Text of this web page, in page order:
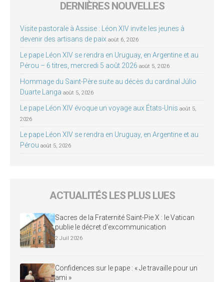
DERNIÈRES NOUVELLES
Visite pastorale à Assise : Léon XIV invite les jeunes à
devenir des artisans de paix août 6, 2026
Le pape Léon XIV se rendra en Uruguay, en Argentine et au
Pérou – 6 titres, mercredi 5 août 2026 août 5, 2026
Hommage du Saint-Père suite au décès du cardinal Júlio
Duarte Langa août 5, 2026
Le pape Léon XIV évoque un voyage aux États-Unis août 5,
2026
Le pape Léon XIV se rendra en Uruguay, en Argentine et au
Pérou août 5, 2026
ACTUALITÉS LES PLUS LUES
Sacres de la Fraternité Saint-Pie X : le Vatican
publie le décret d’excommunication
2 Juil 2026
Confidences sur le pape : « Je travaille pour un
ami »